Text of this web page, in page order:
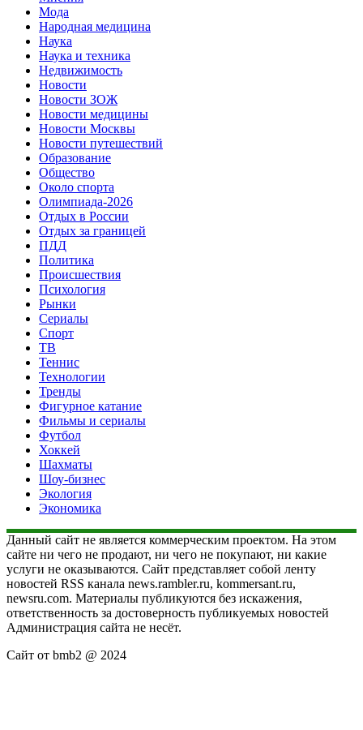
Мода
Народная медицина
Наука
Наука и техника
Недвижимость
Новости
Новости ЗОЖ
Новости медицины
Новости Москвы
Новости путешествий
Образование
Общество
Около спорта
Олимпиада-2026
Отдых в России
Отдых за границей
ПДД
Политика
Происшествия
Психология
Рынки
Сериалы
Спорт
ТВ
Теннис
Технологии
Тренды
Фигурное катание
Фильмы и сериалы
Футбол
Хоккей
Шахматы
Шоу-бизнес
Экология
Экономика
Данный сайт не является коммерческим проектом. На этом
сайте ни чего не продают, ни чего не покупают, ни какие
услуги не оказываются. Сайт представляет собой ленту
новостей RSS канала news.rambler.ru, kommersant.ru,
newsru.com. Материалы публикуются без искажения,
ответственность за достоверность публикуемых новостей
Администрация сайта не несёт.
Сайт от bmb2 @ 2024